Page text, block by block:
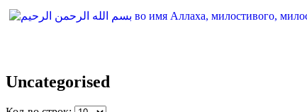
Uncategorised